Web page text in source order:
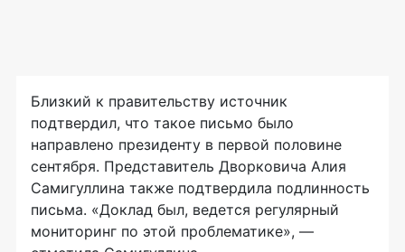
Близкий к правительству источник
подтвердил, что такое письмо было
направлено президенту в первой половине
сентября. Представитель Дворковича Алия
Самигуллина также подтвердила подлинность
письма. «Доклад был, ведется регулярный
мониторинг по этой проблематике», —